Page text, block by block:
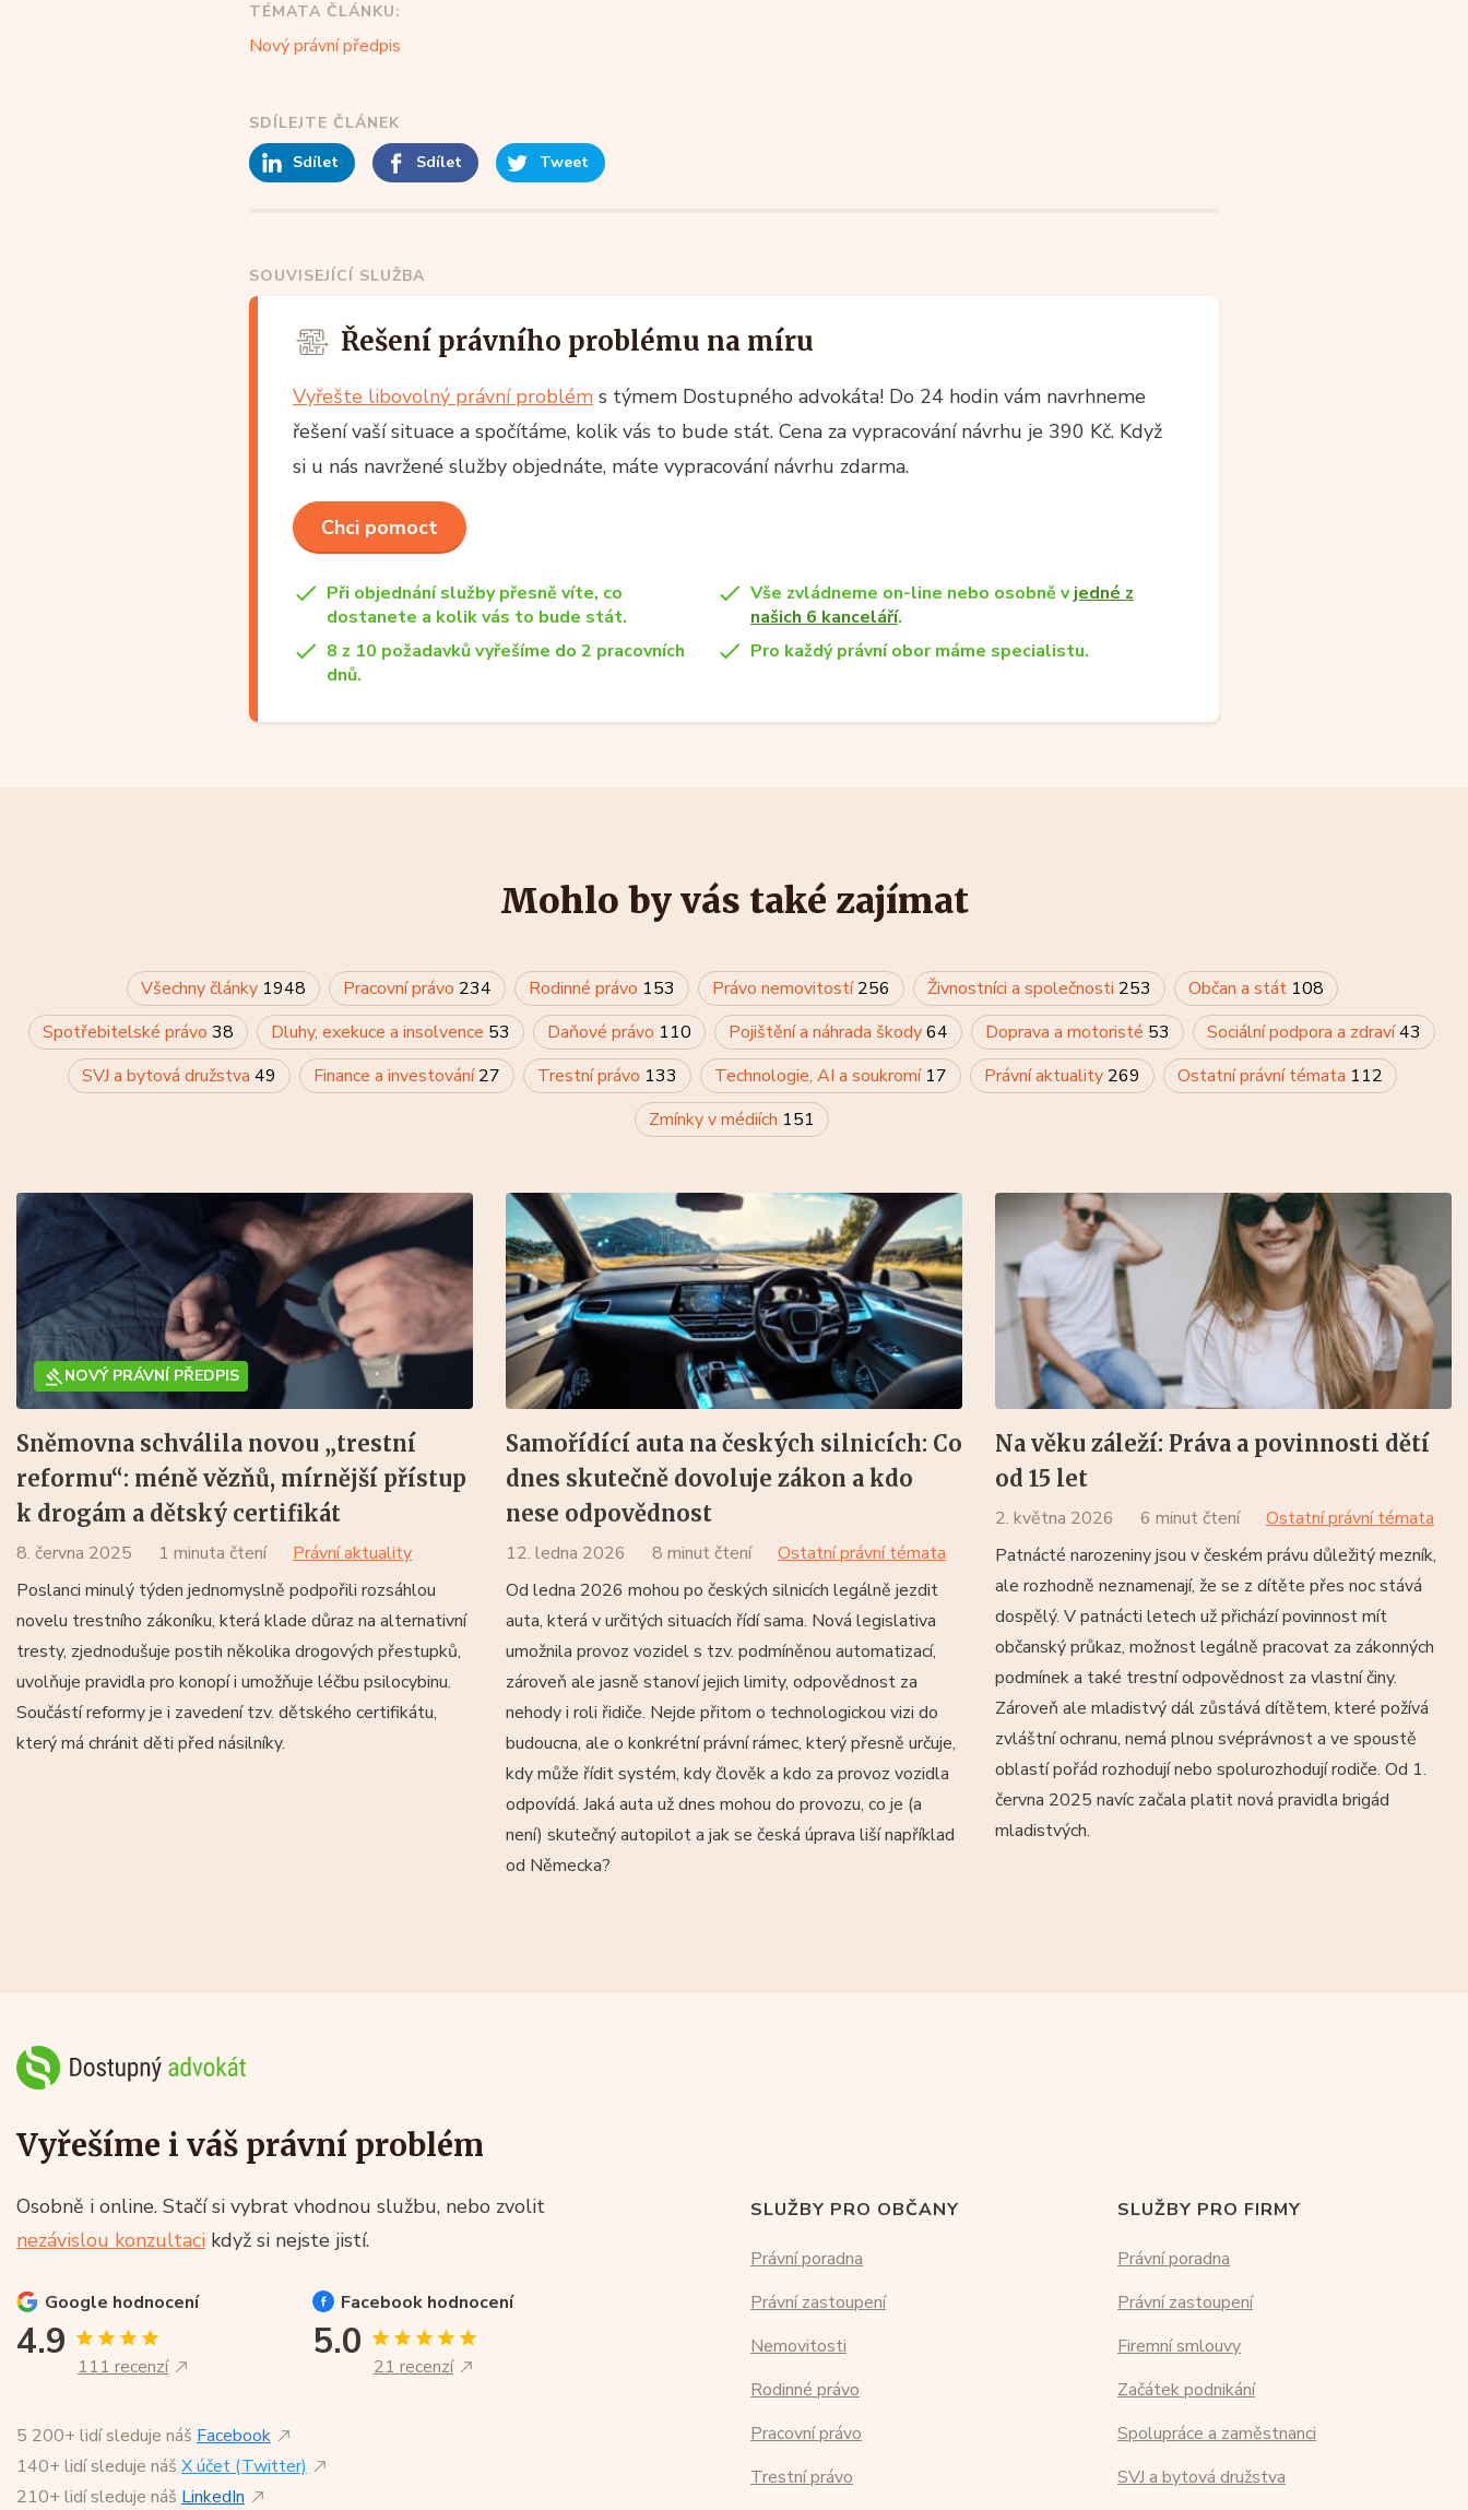
TÉMATA ČLÁNKU:
Nový právní předpis
SDÍLEJTE ČLÁNEK
Sdílet
Sdílet Tweet
SOUVISEJÍCÍ SLUŽBA
Řešení právního problému na míru
Vyřešte libovolný právní problém s týmem Dostupného advokáta! Do 24 hodin vám navrhneme
řešení vaší situace a spočítáme, kolik vás to bude stát. Cena za vypracování návrhu je 390 Kč. Když
si u nás navržené služby objednáte, máte vypracování návrhu zdarma.
Chci pomoct
Při objednání služby přesně víte, co
dostanete a kolik vás to bude stát.
Vše zvládneme on-line nebo osobně vjedné z
našich 6 kanceláří.
8 z 10 požadavků vyřešíme do 2 pracovních
dnů.
Pro každý právní obor máme specialistu.
Mohlo by vás také zajímat
Všechny články 1948 Pracovní právo 234 Rodinné právo 153 Právo nemovitostí256 Živnostníci a společnosti 253 Občan a stát 108
Spotřebitelské právo 38 Dluhy, exekuce a insolvence 53 Daňové právo 110 Pojištění a náhrada škody64 Doprava a motoristé 53 Sociální podpora a zdraví43
SVJ a bytová družstva 49 Finance a investování27 Trestní právo 133 Technologie, AI a soukromí 17 Právní aktuality 269 Ostatní právní témata 112
Zmínky v médiích 151
NOVÝ PRÁVNÍ PŘEDPIS
Sněmovna schválila novou „trestní
reformu“: méně vězňů, mírnější přístup
k drogám a dětský certifikát
8. června 2025 1 minuta čtení
Právní aktuality
Poslanci minulý týden jednomyslně podpořili rozsáhlou
novelu trestního zákoníku, která klade důraz na alternativní
tresty, zjednodušuje postih několika drogových přestupků,
uvolňuje pravidla pro konopí i umožňuje léčbu psilocybinu.
Součástí reformy je i zavedení tzv. dětského certifikátu,
který má chránit děti před násilníky.
Samořídící auta na českých silnicích: Co
dnes skutečně dovoluje zákon a kdo
nese odpovědnost
12. ledna 2026 8 minut čtení
Ostatní právní témata
Od ledna 2026 mohou po českých silnicích legálně jezdit
auta, která v určitých situacích řídí sama. Nová legislativa
umožnila provoz vozidel s tzv. podmíněnou automatizací,
zároveň ale jasně stanoví jejich limity, odpovědnost za
nehody i roli řidiče. Nejde přitom o technologickou vizi do
budoucna, ale o konkrétní právní rámec, který přesně určuje,
kdy může řídit systém, kdy člověk a kdo za provoz vozidla
odpovídá. Jaká auta už dnes mohou do provozu, co je (a
není) skutečný autopilot a jak se česká úprava liší například
od Německa?
Na věku záleží: Práva a povinnosti dětí
od 15 let
2. května 2026 6 minut čtení
Ostatní právní témata
Patnácté narozeniny jsou v českém právu důležitý mezník,
ale rozhodně neznamenají, že se z dítěte přes noc stává
dospělý. V patnácti letech už přichází povinnost mít
občanský průkaz, možnost legálně pracovat za zákonných
podmínek a také trestní odpovědnost za vlastní činy.
Zároveň ale mladistvý dál zůstává dítětem, které požívá
zvláštní ochranu, nemá plnou svéprávnost a ve spoustě
oblastí pořád rozhodují nebo spolurozhodují rodiče. Od 1.
června 2025 navíc začala platit nová pravidla brigád
mladistvých.
Vyřešíme i váš právní problém
Osobně i online. Stačí si vybrat vhodnou službu, nebo zvolit
nezávislou konzultaci když si nejste jistí.
Google hodnocení
4.9
111 recenzí
Facebook hodnocení
5.0
21 recenzí
5 200+ lidí sleduje náš Facebook
140+ lidí sleduje náš X účet (Twitter)
210+ lidí sleduje náš LinkedIn
SLUŽBY PRO OBČANY
Právní poradna
Právní zastoupení
Nemovitosti
Rodinné právo
Pracovní právo
Trestní právo
SLUŽBY PRO FIRMY
Právní poradna
Právní zastoupení
Firemní smlouvy
Začátek podnikání
Spolupráce a zaměstnanci
SVJ a bytová družstva